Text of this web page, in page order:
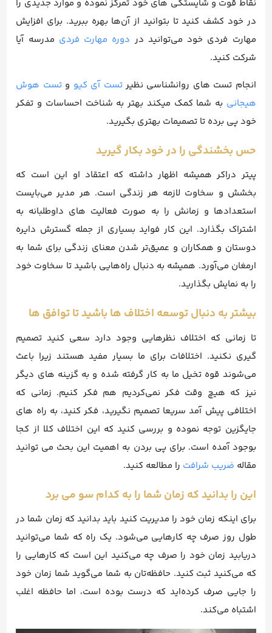
نقاط قوت و شایستگی های خود تمرکز نموده و موارد جدیدی را
در خود کشف کنید تا بتوانید از آن‌ها بهره ببرید. برای افزایش
مهارت فردی خود می‌توانید در دوره مهارت فردی مدرسه آیا
شرکت کنید.
انجام تست های روانشناسی نظیرتست آی کیو وتست هوش
هیجانی به شما کمک میکند بهتر به شناخت احساسات و تفکر
خود پی برده تا تصمیمات بهتری بگیرید.
حس بخشندگی را در خود بکار گیرید
پیتر دراکر همیشه اظهار داشته که اعتقاد او این است که
بخشش و سخاوت لازمه هر زندگی است. هر مدیر می‌بایست
استعدادها و زمانش را به صورت فعالیت های داوطلبانه به
اشتراک بگذارد. این کار فواید بسیاری از جمله گسترش دایره
دوستان و همکاران و عمیق‌تر شدن معنای زندگی برای شما به
ارمغان می‌آورد. همیشه به دنبال راه‌هایی باشید تا سخاوت خود
را به نمایش بگذارید.
بیشتر به دنبال توسعه اختلاف ها باشید تا توافق ها
تا زمانی که اختلاف نظرهایی وجود دارد سعی کنید تصمیم
گیری نکنید. اختلافات برای ما بسیار مفید هستند زیرا باعث
می‌شوند قوه تخیل ما به کار گرفته شده و به گزینه های دیگر
نیز که هیچ وقت فکر نمی‌کردیم هم فکر کنیم. زمانی که
اختلافی پیش آمد سریعا تصمیم نگیرید، فکر کنید، به راه های
جایگزین توجه نموده و بررسی کنید که این اختلاف کلا از کجا
بوجود آمده است. برای پی بردن به اهمیت این بحث می توانید
مقاله ضریب شرافت را مطالعه کنید.
این را بدانید که زمان شما را به کدام سو می برد
برای اینکه زمان خود را مدیریت کنید باید بدانید که زمان شما در
طول روز صرف چه کارهایی می‌شود. یک راه که شما می‌توانید
دریابید زمان خود را صرف چه می‌کنید این است که کارهایی را
که می‌کنید ثبت کنید. حافظه‌تان به شما می‌گوید شما زمان خود
را جایی صرف کرده‌اید که درست بوده است، اما حافظه اغلب
اشتباه می‌کند.